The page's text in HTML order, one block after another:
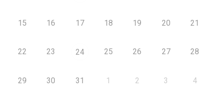
15 16 17 18 19 20 21
22 23 24 25 26 27 28
29 30 31 1 2 3 4